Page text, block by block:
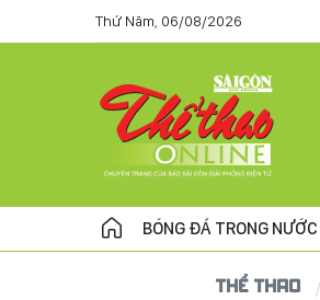
Thứ Năm, 06/08/2026
BÓNG ĐÁ TRONG NƯỚC
THỂ THAO